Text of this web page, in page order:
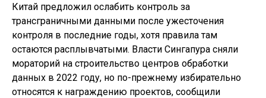
Китай предложил ослабить контроль за
трансграничными данными после ужесточения
контроля в последние годы, хотя правила там
остаются расплывчатыми. Власти Сингапура сняли
мораторий на строительство центров обработки
данных в 2022 году, но по-прежнему избирательно
относятся к награждению проектов, сообщили